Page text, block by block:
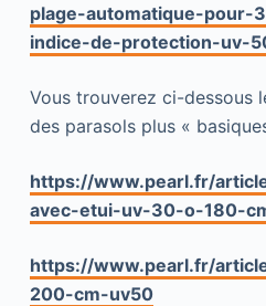
plage-automatique-pour-
indice-de-protection-uv-
Vous trouverez ci-dessous
des parasols plus «
https://www.pearl.fr/
avec-etui-uv-30-o-180-
https://www.pearl.fr/
200-cm-uv50